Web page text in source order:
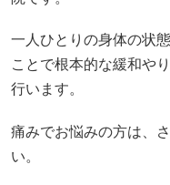
一人ひとりの身体の状
ことで根本的な緩和や
行います。
痛みでお悩みの方は、
い。